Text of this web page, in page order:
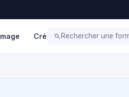
Création d'Entreprise
Rechercher une